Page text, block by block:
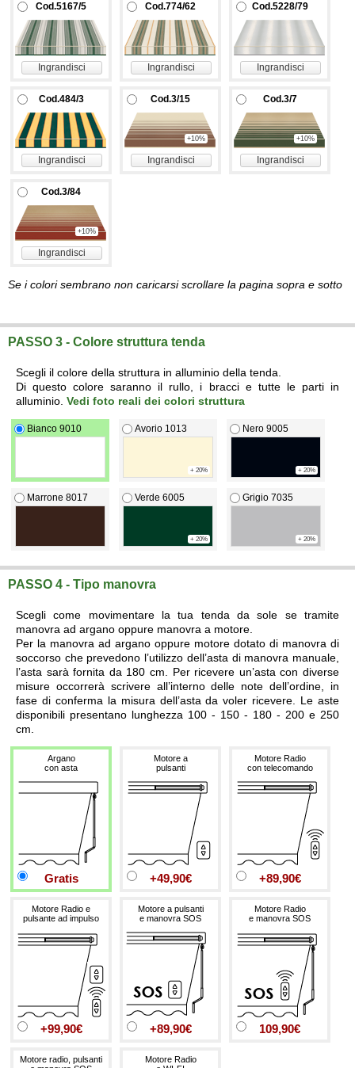
Cod.5167/5
Ingrandisci
Cod.774/62
Ingrandisci
Cod.5228/79
Ingrandisci
Cod.484/3
Ingrandisci
Cod.3/15
+10%
Ingrandisci
Cod.3/7
+10%
Ingrandisci
Cod.3/84
+10%
Ingrandisci
Se i colori sembrano non caricarsi scrollare la pagina sopra e sotto
PASSO 3 - Colore struttura tenda
Scegli il colore della struttura in alluminio della tenda.
Di questo colore saranno il rullo, i bracci e tutte le parti in
alluminio. Vedi foto reali dei colori struttura
Bianco 9010 Avorio 1013
+ 20%
Nero 9005
+ 20%
Marrone 8017 Verde 6005
+ 20%
Grigio 7035
+ 20%
PASSO 4 - Tipo manovra
Scegli come movimentare la tua tenda da sole se tramite
manovra ad argano oppure manovra a motore.
Per la manovra ad argano oppure motore dotato di manovra di
soccorso che prevedono l’utilizzo dell’asta di manovra manuale,
l’asta sarà fornita da 180 cm. Per ricevere un’asta con diverse
misure occorrerà scrivere all’interno delle note dell’ordine, in
fase di conferma la misura dell’asta da voler ricevere. Le aste
disponibili presentano lunghezza 100 - 150 - 180 - 200 e 250
cm.
Argano
con asta
Gratis
Motore a
pulsanti
+49,90€
Motore Radio
con telecomando
+89,90€
Motore Radio e
pulsante ad impulso
+99,90€
Motore a pulsanti
e manovra SOS
+89,90€
Motore Radio
e manovra SOS
109,90€
Motore radio, pulsanti
Motore Radio